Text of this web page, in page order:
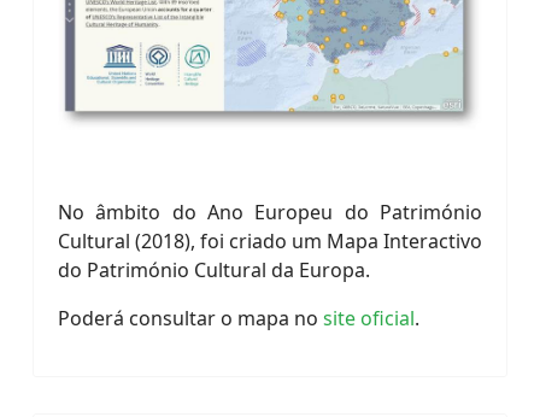
No âmbito do Ano Europeu do Património
Cultural (2018), foi criado um Mapa Interactivo
do Património Cultural da Europa.
Poderá consultar o mapa no site oficial.